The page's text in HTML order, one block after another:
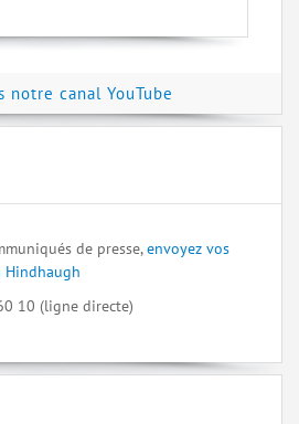
notre canal YouTube
de presse,envoyez vos
Hindhaugh
10 (ligne directe)